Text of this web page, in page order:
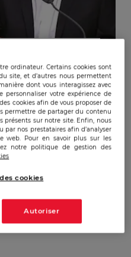
l’EGE est
discours
pour
ordinateur. Certains cookies sont
site, et d’autres nous permettent
dont vous interagissez avec
personnaliser votre expérience de
cookies afin de vous proposer de
permettre de partager du contenu
présents sur notre site. Enfin, nous
par nos prestataires afin d’analyser
web. Pour en savoir plus sur les
notre politique de gestion des
cookies
Autoriser